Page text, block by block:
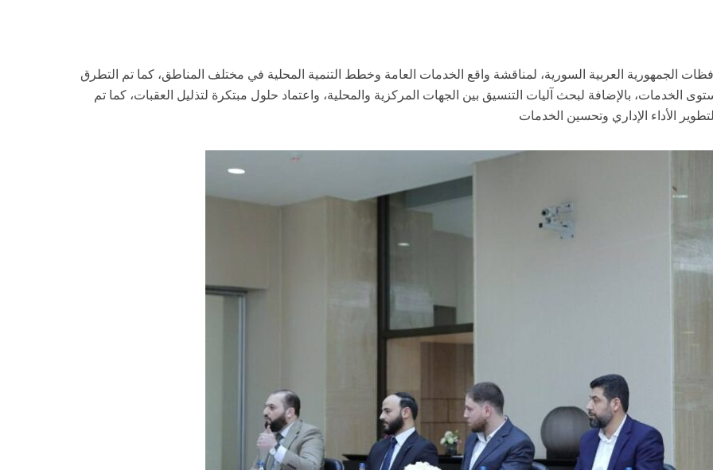
الجمهورية العربية السورية، لمناقشة واقع الخدمات العامة وخطط التنمية المحلية في مختلف المناطق، كما تم التطرق
الخدمات، بالإضافة لبحث آليات التنسيق بين الجهات المركزية والمحلية، واعتماد حلول مبتكرة لتذليل العقبات، كما تم
الأداء الإداري وتحسين الخدمات